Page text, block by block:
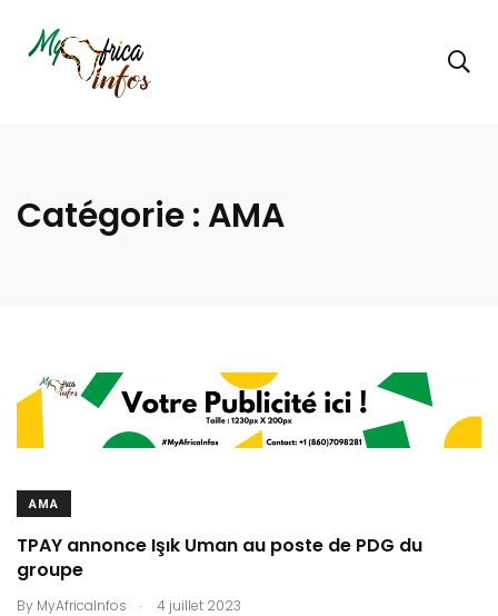
Catégorie : AMA
AMA
TPAY annonce Işık Uman au poste de PDG du
groupe
By MyAfricaInfos . 4 juillet 2023